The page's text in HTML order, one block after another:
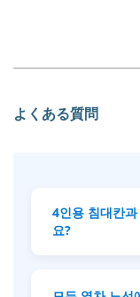
よくある質問
4인용 침대칸
요?